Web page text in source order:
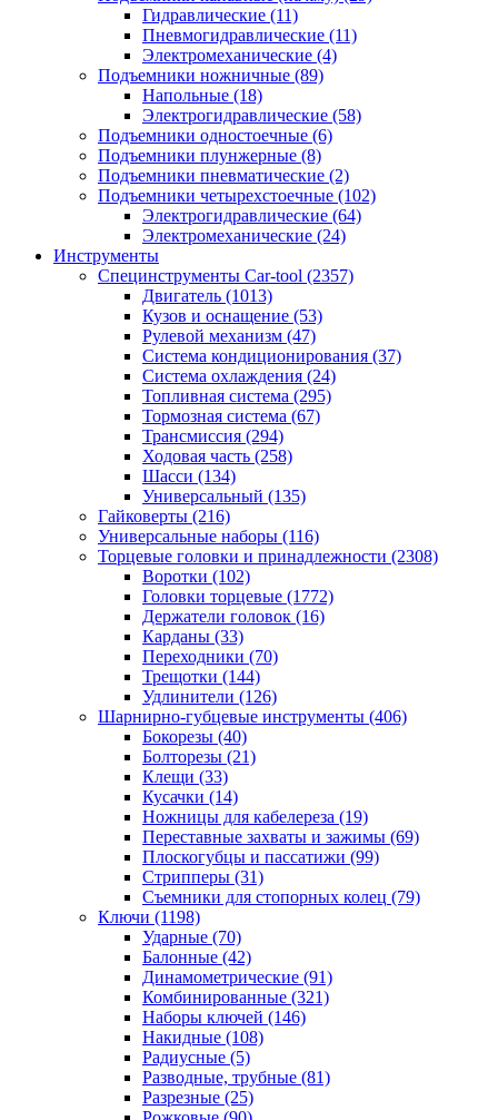
Гидравлические (11)
Пневмогидравлические (11)
Электромеханические (4)
Подъемники ножничные (89)
Напольные (18)
Электрогидравлические (58)
Подъемники одностоечные (6)
Подъемники плунжерные (8)
Подъемники пневматические (2)
Подъемники четырехстоечные (102)
Электрогидравлические (64)
Электромеханические (24)
Инструменты
Специнструменты Car-tool (2357)
Двигатель (1013)
Кузов и оснащение (53)
Рулевой механизм (47)
Система кондиционирования (37)
Система охлаждения (24)
Топливная система (295)
Тормозная система (67)
Трансмиссия (294)
Ходовая часть (258)
Шасси (134)
Универсальный (135)
Гайковерты (216)
Универсальные наборы (116)
Торцевые головки и принадлежности (2308)
Воротки (102)
Головки торцевые (1772)
Держатели головок (16)
Карданы (33)
Переходники (70)
Трещотки (144)
Удлинители (126)
Шарнирно-губцевые инструменты (406)
Бокорезы (40)
Болторезы (21)
Клещи (33)
Кусачки (14)
Ножницы для кабелереза (19)
Переставные захваты и зажимы (69)
Плоскогубцы и пассатижи (99)
Стрипперы (31)
Съемники для стопорных колец (79)
Ключи (1198)
Ударные (70)
Балонные (42)
Динамометрические (91)
Комбинированные (321)
Наборы ключей (146)
Накидные (108)
Радиусные (5)
Разводные, трубные (81)
Разрезные (25)